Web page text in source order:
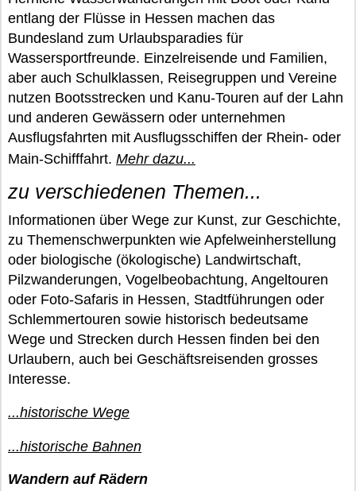
entlang der Flüsse in Hessen machen das
Bundesland zum Urlaubsparadies für
Wassersportfreunde. Einzelreisende und Familien,
aber auch Schulklassen, Reisegruppen und Vereine
nutzen Bootsstrecken und Kanu-Touren auf der Lahn
und anderen Gewässern oder unternehmen
Ausflugsfahrten mit Ausflugsschiffen der Rhein- oder
Main-Schifffahrt. Mehr dazu...
zu verschiedenen Themen...
Informationen über Wege zur Kunst, zur Geschichte,
zu Themenschwerpunkten wie Apfelweinherstellung
oder biologische (ökologische) Landwirtschaft,
Pilzwanderungen, Vogelbeobachtung, Angeltouren
oder Foto-Safaris in Hessen, Stadtführungen oder
Schlemmertouren sowie historisch bedeutsame
Wege und Strecken durch Hessen finden bei den
Urlaubern, auch bei Geschäftsreisenden grosses
Interesse.
...historische Wege
...historische Bahnen
Wandern auf Rädern